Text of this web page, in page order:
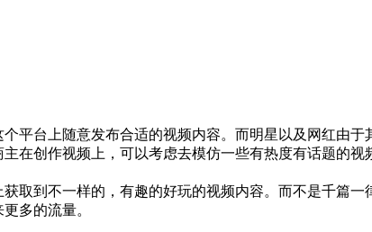
平台上随意发布合适的视频内容。而明星以及网红由
在创作视频上，可以考虑去模仿一些有热度有话题的视
取到不一样的，有趣的好玩的视频内容。而不是千
多的流量。